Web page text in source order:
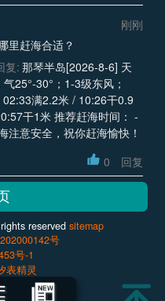
刚刚
里赶海合适？
复: 那琴半岛[2026-8-6] 天
25°-30°；1-3级东风；
满2.2米 / 10:26干0.9
干1米 推荐赶海时间： -
注意安全，祝你赶海愉快！
0 回复
rights reservedsitemap
号
号-1
表精灵